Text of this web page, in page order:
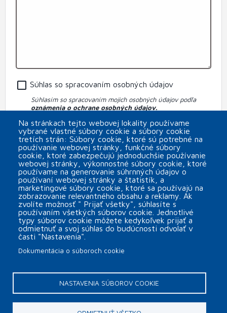
Súhlas so spracovaním osobných údajov
Súhlasím so spracovaním mojich osobných údajov podľa
oznámenia o ochrane osobných údajov.
Prihlásiť sa na MINOR Plus s.r.o. newsletter
CAPTCHA
Na stránkach tejto webovej lokality používame
vybrané vlastné súbory cookie a súbory cookie
tretích strán: Súbory cookie, ktoré sú potrebné na
používanie webovej stránky, funkčné súbory
cookie, ktoré zabezpečujú jednoduchšie používanie
webovej stránky, výkonnostné súbory cookie, ktoré
používame na generovanie súhrnných údajov o
používaní webovej stránky a štatistík, a
marketingové súbory cookie, ktoré sa používajú na
zobrazovanie relevantného obsahu a reklamy. Ak
zvolíte možnosť " Prijať všetky", súhlasíte s
používaním všetkých súborov cookie. Jednotlivé
typy súborov cookie môžete kedykoľvek prijať a
odmietnuť a svoj súhlas do budúcnosti odvolať v
časti "Nastavenia".
Dokumentácia o súboroch cookie
NASTAVENIA SÚBOROV COOKIE
PätaKontakt Nastavenia súborov cookie
Copyright © 2026 MINOR Plus, s.r.o.